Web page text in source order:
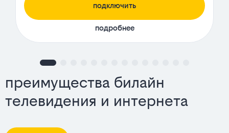
подключить
подробнее
преимущества билайн
телевидения и интернета